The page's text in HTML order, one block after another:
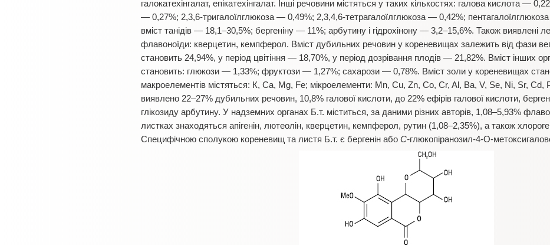
галокатехінгалат, епікатехінгалат. Інші речовини містяться у таких кількостях: галова кислота —
— 0,27%; 2,3,6-тригалоїлглюкоза — 0,49%; 2,3,4,6-тетрагалоїлглюкоза — 0,42%;
вміст танідів — 18,1–30,5%; бергеніну — 11%; арбутину і гідрохінону — 3,2–15,6%. Також виявлені
флавоноїди: кверцетин, кемпферол. Вміст дубильних речовин у кореневищах залежить від фази
становить 24,94%, у період цвітіння — 18,70%, у період дозрівання плодів — 21,82%. Вміст інших
становить: глюкози — 1,33%; фруктози — 1,27%; сахарози — 0,78%. Вміст золи у кореневищах
макроелементів містяться: К, Са, Mg, Fe; мікроелементи: Mn, Cu, Zn, Co, Cr, Al, Ba, V, Se, Ni, Sr, Cd,
виявлено 22–27% дубильних речовин, 10,8% галової кислоти, до 22% ефірів галової кислоти,
глікозиду арбутину. У надземних органах Б.т. міститься, за даними різних авторів, 1,08–5,93%
листках знаходяться апігенін, лютеолін, кверцетин, кемпферол, рутин (1,08–2,35%), а також
Специфічною сполукою кореневищ та листя Б.т. є бергенін або С-глюкопіранозил-4-О-